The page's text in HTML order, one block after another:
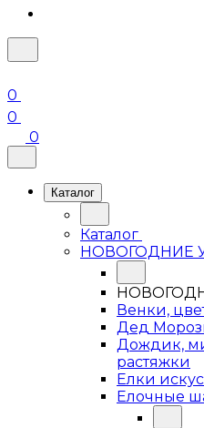
0
0
0
Каталог
Каталог
НОВОГОДНИЕ
Венки,
Дед
Дождик,
растяжки
Елки
Елочные